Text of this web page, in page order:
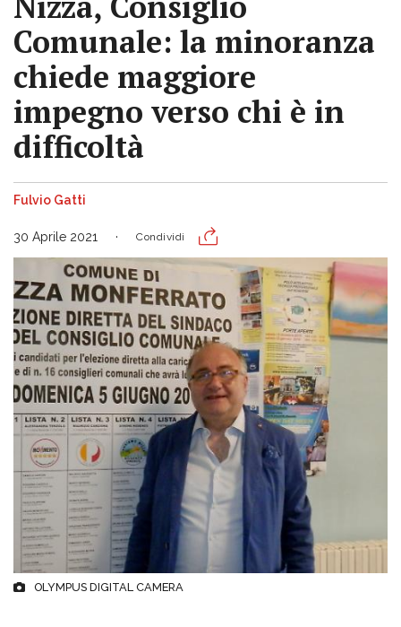
Comunale: la minoranza
chiede maggiore
impegno verso chi è in
difficoltà
Fulvio Gatti
30 Aprile 2021 Condividi
OLYMPUS DIGITAL CAMERA